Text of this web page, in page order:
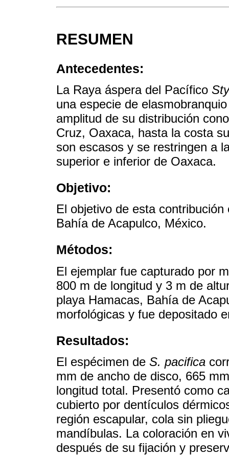
RESUMEN
Antecedentes:
La Raya áspera del Pacífico
una especie de
amplitud de su distribución
Cruz, Oaxaca, hasta la costa
son escasos y se restringen a
superior e inferior de Oaxaca.
Objetivo:
El objetivo de esta
Bahía de Acapulco, México.
Métodos:
El ejemplar fue capturado por
800 m de longitud y 3 m de
playa Hamacas, Bahía de
morfológicas y fue depositado
Resultados:
El espécimen de S. pacifica
mm de ancho de disco, 665
longitud total. Presentó como
cubierto por dentículos
región escapular, cola sin
mandíbulas. La coloración en
después de su fijación y